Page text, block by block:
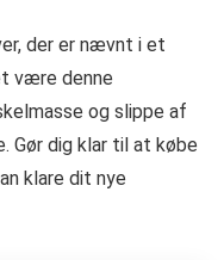
der er nævnt i et
være denne
og slippe af
Gør dig klar til at købe
klare dit nye